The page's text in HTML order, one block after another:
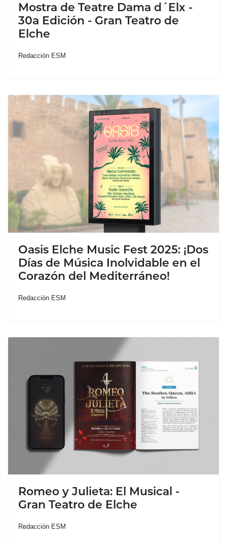
Mostra de Teatre Dama d´Elx -
30a Edición - Gran Teatro de
Elche
Redacción ESM
Oasis Elche Music Fest 2025: ¡Dos
Días de Música Inolvidable en el
Corazón del Mediterráneo!
Redacción ESM
Romeo y Julieta: El Musical -
Gran Teatro de Elche
Redacción ESM